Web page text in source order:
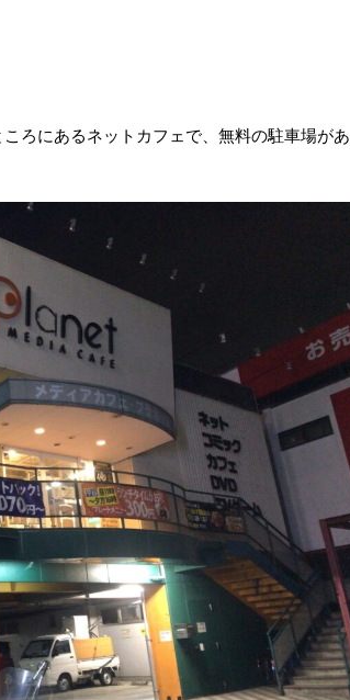
ろにあるネットカフェで、無料の駐車場があ